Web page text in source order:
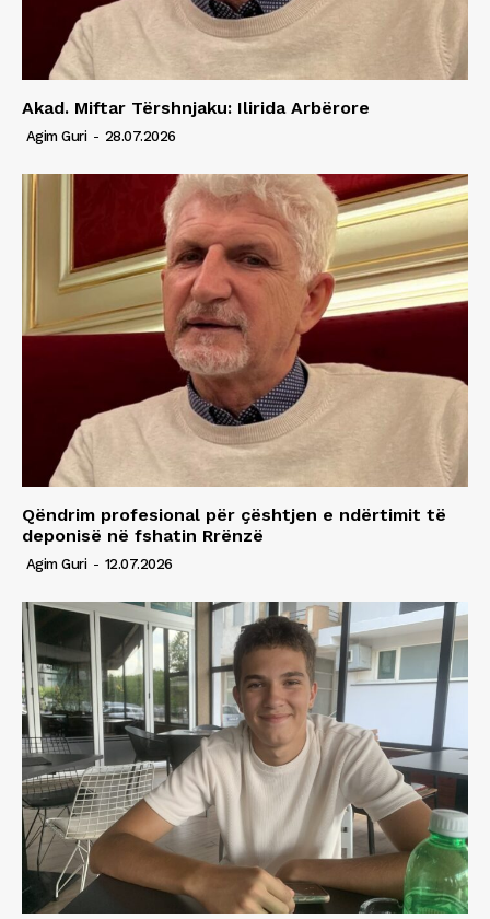
Akad. Miftar Tërshnjaku: Ilirida Arbërore
Agim Guri - 28.07.2026
Qëndrim profesional për çështjen e ndërtimit të
deponisë në fshatin Rrënzë
Agim Guri - 12.07.2026